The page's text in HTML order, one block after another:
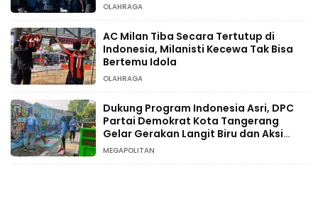
OLAHRAGA
AC Milan Tiba Secara Tertutup di
Indonesia, Milanisti Kecewa Tak Bisa
Bertemu Idola
OLAHRAGA
Dukung Program Indonesia Asri, DPC
Partai Demokrat Kota Tangerang
Gelar Gerakan Langit Biru dan Aksi
Tanam Pohon
MEGAPOLITAN